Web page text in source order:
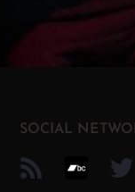
SOCIAL